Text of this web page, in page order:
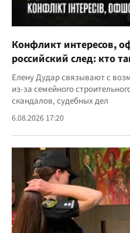
Конфликт интересов,
российский след: кто
Елену Дудар связывают с
из-за семейного
скандалов, судебных дел
6.08.2026 17:20